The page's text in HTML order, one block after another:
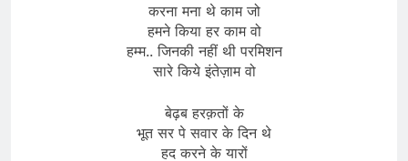
करना मना थे काम जो
हमने किया हर काम वो
हम्म.. जिनकी नहीं थी परमिशन
सारे किये इंतेज़ाम वो
बेढ़ब हरक़तों के
भूत सर पे सवार के दिन थे
हद करने के यारों